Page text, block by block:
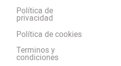
Política de
privacidad
Política de cookies
Terminos y
condiciones